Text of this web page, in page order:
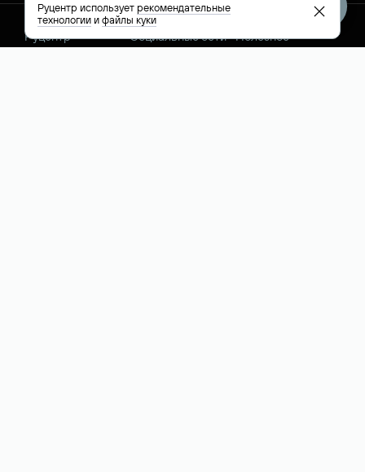
Руцентр
Социальные сети Полезное
Руцентр используетрекомендательные
технологииифайлы куки